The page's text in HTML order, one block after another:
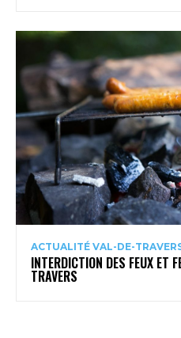
ACTUALITÉ VAL-DE-
INTERDICTION DES FEUX ET
TRAVERS